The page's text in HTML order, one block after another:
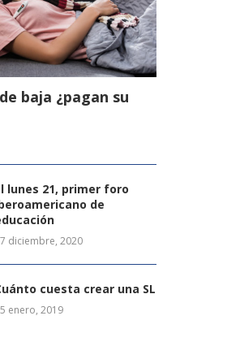
baja ¿pagan su
lunes 21, primer foro
de
diciembre, 2020
cuesta crear una SL
enero, 2019